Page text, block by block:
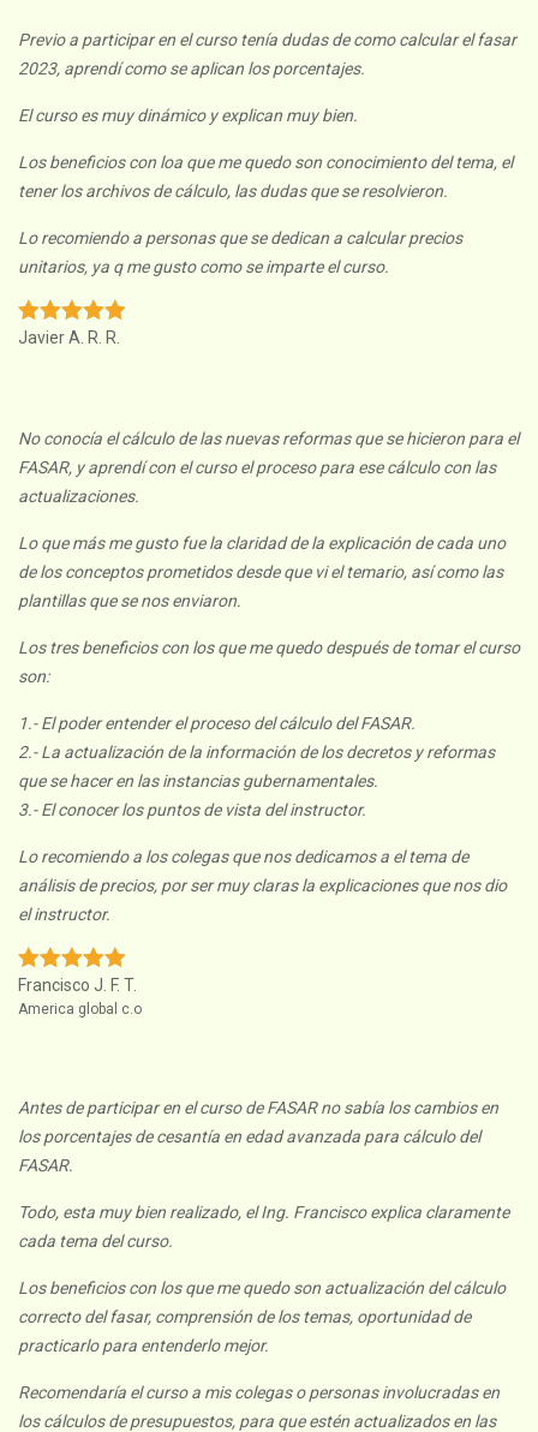
Previo a participar en el curso tenía dudas de como calcular el fasar
2023, aprendí como se aplican los porcentajes.
El curso es muy dinámico y explican muy bien.
Los beneficios con loa que me quedo son conocimiento del tema, el
tener los archivos de cálculo, las dudas que se resolvieron.
Lo recomiendo a personas que se dedican a calcular precios
unitarios, ya q me gusto como se imparte el curso.
Javier A. R. R.
No conocía el cálculo de las nuevas reformas que se hicieron para el
FASAR, y aprendí con el curso el proceso para ese cálculo con las
actualizaciones.
Lo que más me gusto fue la claridad de la explicación de cada uno
de los conceptos prometidos desde que vi el temario, así como las
plantillas que se nos enviaron.
Los tres beneficios con los que me quedo después de tomar el curso
son:
1.- El poder entender el proceso del cálculo del FASAR.
2.- La actualización de la información de los decretos y reformas
que se hacer en las instancias gubernamentales.
3.- El conocer los puntos de vista del instructor.
Lo recomiendo a los colegas que nos dedicamos a el tema de
análisis de precios, por ser muy claras la explicaciones que nos dio
el instructor.
Francisco J. F. T.
America global c.o
Antes de participar en el curso de FASAR no sabía los cambios en
los porcentajes de cesantía en edad avanzada para cálculo del
FASAR.
Todo, esta muy bien realizado, el Ing. Francisco explica claramente
cada tema del curso.
Los beneficios con los que me quedo son actualización del cálculo
correcto del fasar, comprensión de los temas, oportunidad de
practicarlo para entenderlo mejor.
Recomendaría el curso a mis colegas o personas involucradas en
los cálculos de presupuestos, para que estén actualizados en las